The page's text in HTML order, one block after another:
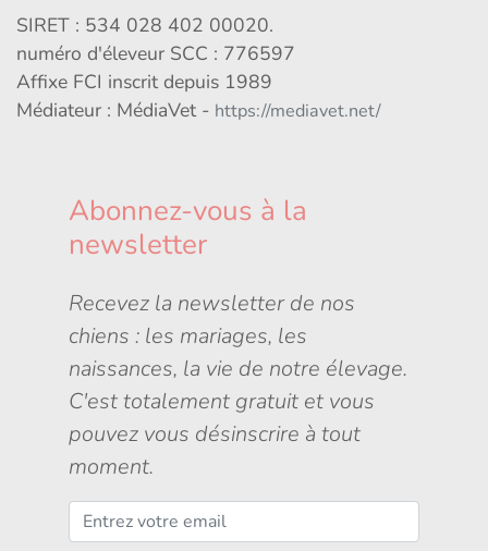
SIRET : 534 028 402 00020.
numéro d'éleveur SCC : 776597
Affixe FCI inscrit depuis 1989
Médiateur : MédiaVet - https://mediavet.net/
Abonnez-vous à la
newsletter
Recevez la newsletter de nos
chiens : les mariages, les
naissances, la vie de notre élevage.
C'est totalement gratuit et vous
pouvez vous désinscrire à tout
moment.